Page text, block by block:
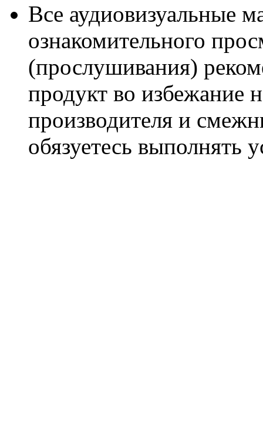
Все аудиовизуальные
ознакомительного
(прослушивания)
продукт во избежание
производителя и
обязуетесь выполнять